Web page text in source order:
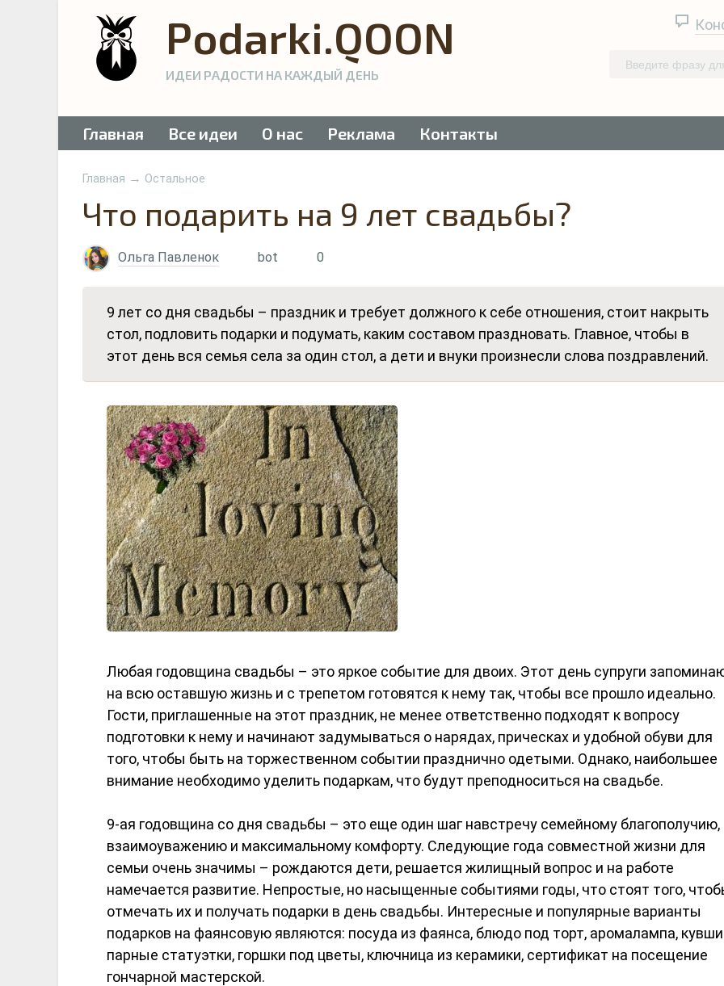
Podarki.QOON
ИДЕИ РАДОСТИ НА КАЖДЫЙ ДЕНЬ
Главная Все идеи О нас Реклама Контакты
Главная → Остальное
Что подарить на 9 лет свадьбы?
Ольга Павленок bot 0
9 лет со дня свадьбы – праздник и требует должного к себе отношения, стоит накрыть
стол, подловить подарки и подумать, каким составом праздновать. Главное, чтобы в
этот день вся семья села за один стол, а дети и внуки произнесли слова поздравлений.
Любая годовщина свадьбы – это яркое событие для двоих. Этот день супруги
на всю оставшую жизнь и с трепетом готовятся к нему так, чтобы все прошло идеально.
Гости, приглашенные на этот праздник, не менее ответственно подходят к вопросу
подготовки к нему и начинают задумываться о нарядах, прическах и удобной обуви для
того, чтобы быть на торжественном событии празднично одетыми. Однако, наибольшее
внимание необходимо уделить подаркам, что будут преподноситься на свадьбе.
9-ая годовщина со дня свадьбы – это еще один шаг навстречу семейному благополучию,
взаимоуважению и максимальному комфорту. Следующие года совместной жизни для
семьи очень значимы – рождаются дети, решается жилищный вопрос и на работе
намечается развитие. Непростые, но насыщенные событиями годы, что стоят того,
отмечать их и получать подарки в день свадьбы. Интересные и популярные варианты
подарков на фаянсовую являются: посуда из фаянса, блюдо под торт, аромалампа,
парные статуэтки, горшки под цветы, ключница из керамики, сертификат на посещение
гончарной мастерской.